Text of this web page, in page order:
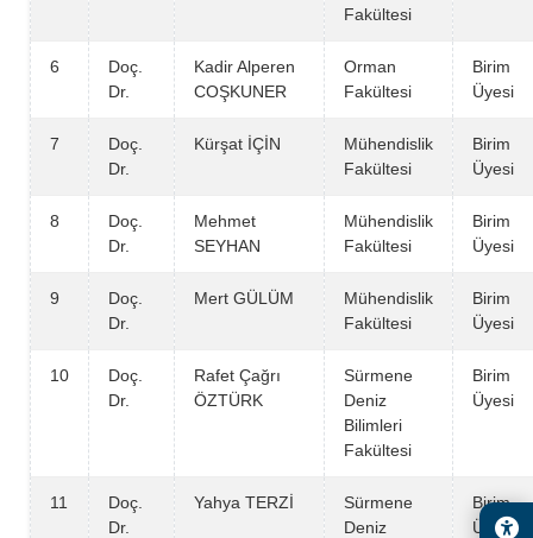
Fakültesi
6
Doç.
Dr.
Kadir Alperen
COŞKUNER
Orman
Fakültesi
Birim
Üyesi
7
Doç.
Dr.
Kürşat İÇİN
Mühendislik
Fakültesi
Birim
Üyesi
8
Doç.
Dr.
Mehmet
SEYHAN
Mühendislik
Fakültesi
Birim
Üyesi
9
Doç.
Dr.
Mert GÜLÜM
Mühendislik
Fakültesi
Birim
Üyesi
10
Doç.
Dr.
Rafet Çağrı
ÖZTÜRK
Sürmene
Deniz
Bilimleri
Fakültesi
Birim
Üyesi
11
Doç.
Dr.
Yahya TERZİ
Sürmene
Deniz
Birim
Üyesi